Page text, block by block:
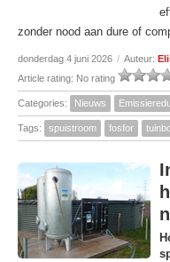
zonder nood aan dure of
donderdag 4 juni 2026 / Auteur:
Article rating: No rating
Categories: Nieuws
Tags: spuistroom fosfor